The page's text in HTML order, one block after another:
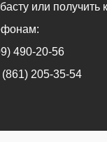
или получить
490-20-56
205-35-54